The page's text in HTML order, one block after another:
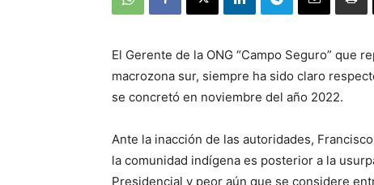
El Gerente de la ONG “Campo Seguro” que
macrozona sur, siempre ha sido claro
se concretó en noviembre del año 2022.
Ante la inacción de las autoridades,
la comunidad indígena es posterior a la
Presidencial y peor aún que se considere